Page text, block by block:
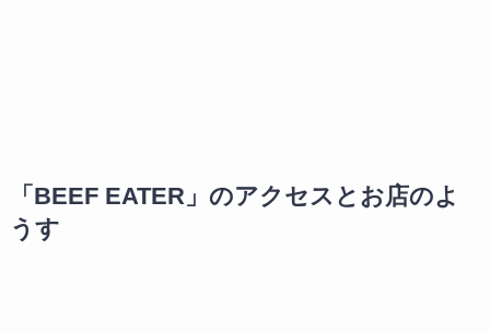
「BEEF EATER」のアクセスとお店のよ
うす